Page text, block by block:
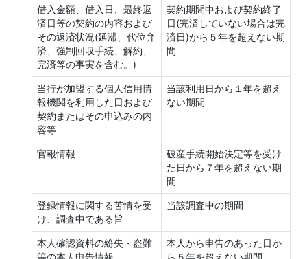
借入金額、借入日、最終返
済日等の契約の内容および
その返済状況(延滞、代位弁
済、強制回収手続、解約、
完済等の事実を含む。)
契約期間中および契約終了
日(完済していない場合は完
済日)から５年を超えない期
間
当行が加盟する個人信用情
報機関を利用した日および
契約またはその申込みの内
容等
当該利用日から１年を超え
ない期間
官報情報
破産手続開始決定等を受け
た日から７年を超えない期
間
登録情報に関する苦情を受
け、調査中である旨
当該調査中の期間
本人確認資料の紛失・盗難
等の本人申告情報
本人から申告のあった日か
ら５年を超えない期間